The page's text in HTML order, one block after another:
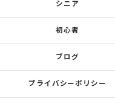
シニア
初心者
ブログ
プライバシーポリシー